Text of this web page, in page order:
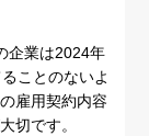
企業は2024年
ことのないよ
雇用契約内容
切です。